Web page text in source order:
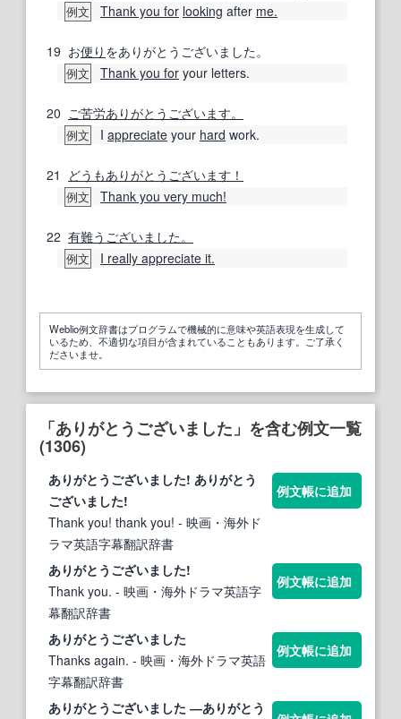
例文 Thank you for looking after me.
19 お便り をありがとうございました。
例文 Thank you for your letters.
20 ご苦労ありがとうございます。
例文 I appreciate your hard work.
21 どうもありがとうございます！
例文 Thank you very much!
22 有難うございました。
例文 I really appreciate it.
Weblio例文辞書はプログラムで機械的に意味や英語表現を生成して
いるため、不適切な項目が含まれていることもあります。ご了承く
ださいませ。
「ありがとうございました」を含む例文一覧
(1306)
ありがとうございました! ありがとう
ございました!
Thank you! thank you! - 映画・海外ド
ラマ英語字幕翻訳辞書
例文帳に追加
ありがとうございました!
Thank you. - 映画・海外ドラマ英語字
幕翻訳辞書
例文帳に追加
ありがとうございました
Thanks again. - 映画・海外ドラマ英語
字幕翻訳辞書
例文帳に追加
ありがとうございました ―ありがとう